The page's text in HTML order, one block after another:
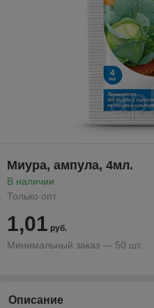
Миура, ампула, 4мл.
В наличии
Только опт
1,01 руб.
Минимальный заказ — 50 шт.
Описание